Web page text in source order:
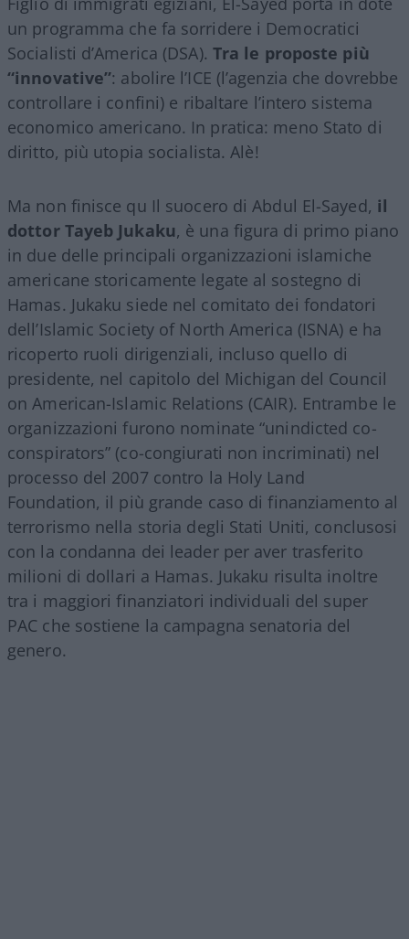
un programma che fa sorridere i Democratici
Socialisti d’America (DSA). Tra le proposte più
“innovative”: abolire l’ICE (l’agenzia che dovrebbe
controllare i confini) e ribaltare l’intero sistema
economico americano. In pratica: meno Stato di
diritto, più utopia socialista. Alè!
Ma non finisce qu Il suocero di Abdul El-Sayed, il
dottor Tayeb Jukaku, è una figura di primo piano
in due delle principali organizzazioni islamiche
americane storicamente legate al sostegno di
Hamas. Jukaku siede nel comitato dei fondatori
dell’Islamic Society of North America (ISNA) e ha
ricoperto ruoli dirigenziali, incluso quello di
presidente, nel capitolo del Michigan del Council
on American-Islamic Relations (CAIR). Entrambe le
organizzazioni furono nominate “unindicted co-
conspirators” (co-congiurati non incriminati) nel
processo del 2007 contro la Holy Land
Foundation, il più grande caso di finanziamento al
terrorismo nella storia degli Stati Uniti, conclusosi
con la condanna dei leader per aver trasferito
milioni di dollari a Hamas. Jukaku risulta inoltre
tra i maggiori finanziatori individuali del super
PAC che sostiene la campagna senatoria del
genero.